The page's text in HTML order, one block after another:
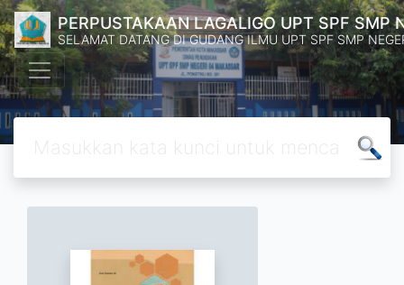
PERPUSTAKAAN LAGALIGO UPT SPF SMP
SELAMAT DATANG DI GUDANG ILMU UPT SPF SMP